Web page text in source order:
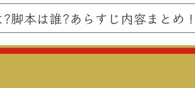
脚本は誰?あらすじ内容まとめ！